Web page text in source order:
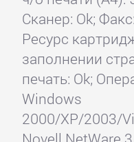
Сканер: Ok;
Ресурс
заполнении
печать: Ok;
Windows
2000/XP/2003/